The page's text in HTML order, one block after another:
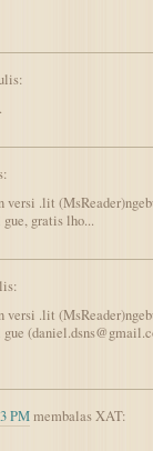
versi .lit
gratis lho...
versi .lit
PMmembalas XAT: